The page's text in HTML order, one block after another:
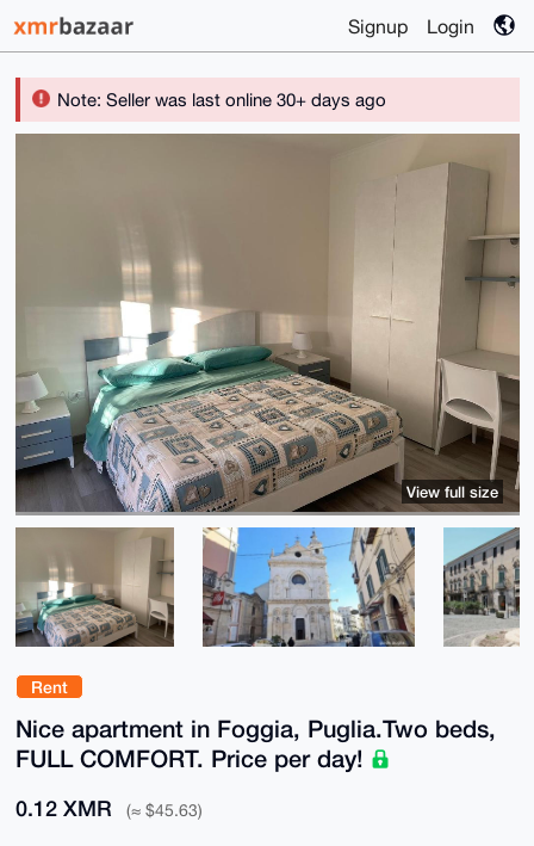
Signup Login
Note: Seller was last online 30+ days ago
Rent
Nice apartment in Foggia, Puglia.Two beds,
FULL COMFORT. Price per day!
0.12 XMR (≈ $45.63)
View full size